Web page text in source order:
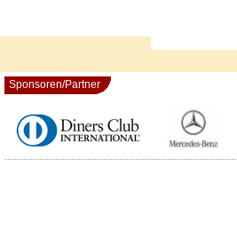
Sponsoren/Partner